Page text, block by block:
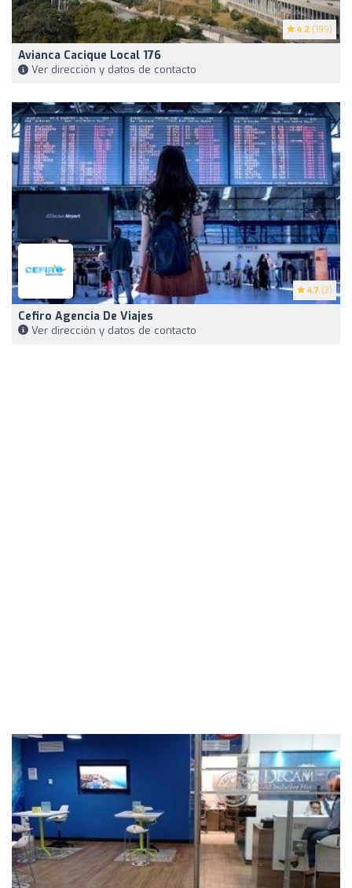
4.2 (199)
Avianca Cacique Local 176
Ver dirección y datos de contacto
4.7 (3)
Cefiro Agencia De Viajes
Ver dirección y datos de contacto